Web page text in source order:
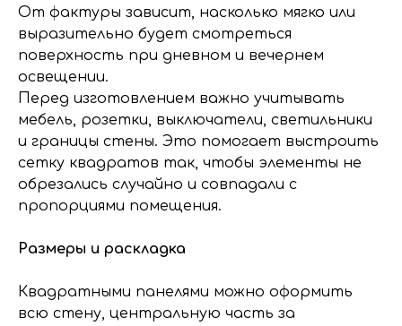
От фактуры зависит, насколько мягко или
выразительно будет смотреться
поверхность при дневном и вечернем
освещении.
Перед изготовлением важно учитывать
мебель, розетки, выключатели, светильники
и границы стены. Это помогает выстроить
сетку квадратов так, чтобы элементы не
обрезались случайно и совпадали с
пропорциями помещения.
Размеры и раскладка
Квадратными панелями можно оформить
всю стену, центральную часть за